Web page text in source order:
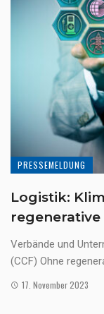
PRESSEMELDUNG
Logistik:
Verbände und
(CCF) Ohne
17. November 2023